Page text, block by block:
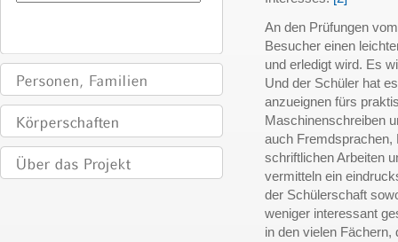
An den Prüfungen
Besucher einen
und erledigt wird. Es
Und der Schüler hat
anzueignen fürs
Maschinenschreiben
auch Fremdsprachen,
schriftlichen Arbeiten
vermitteln ein
der Schülerschaft
weniger interessant
in den vielen Fächern,